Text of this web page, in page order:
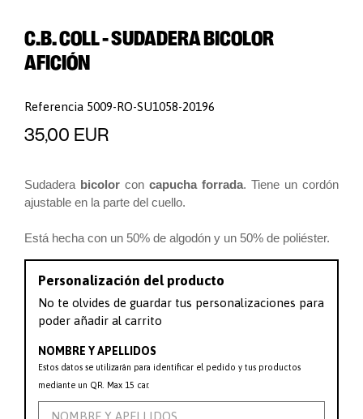
C.B. COLL - SUDADERA BICOLOR
AFICIÓN
Referencia 5009-RO-SU1058-20196
35,00 EUR
Sudadera bicolor con capucha forrada. Tiene un cordón
ajustable en la parte del cuello.
Está hecha con un 50% de algodón y un 50% de poliéster.
Personalización del producto
No te olvides de guardar tus personalizaciones para
poder añadir al carrito
NOMBRE Y APELLIDOS
Estos datos se utilizarán para identificar el pedido y tus productos
mediante un QR. Max 15 car.